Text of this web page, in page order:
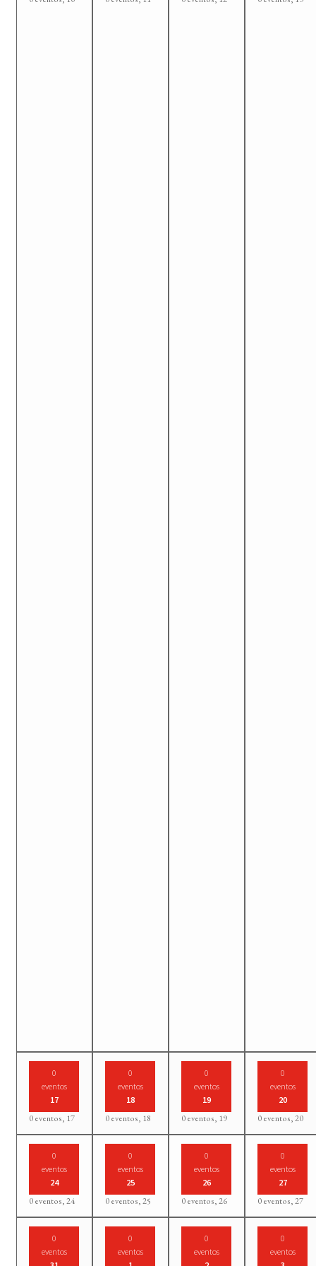
0
eventos
17
0 eventos, 17
0
eventos
18
0 eventos, 18
0
eventos
19
0 eventos, 19
0
eventos
20
0 eventos,20
0
eventos
24
0 eventos,24
0
eventos
25
0 eventos,25
0
eventos
26
0 eventos,26
0
eventos
27
0 eventos,27
0
eventos
0
eventos
0
eventos
0
eventos